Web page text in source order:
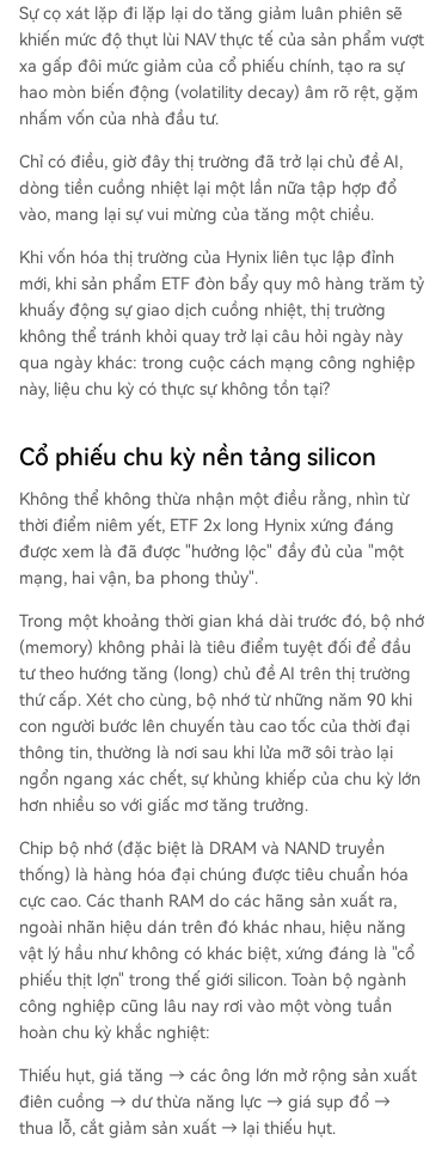
Sự cọ xát lặp đi lặp lại do tăng giảm luân phiên sẽ
khiến mức độ thụt lùi NAV thực tế của sản phẩm vượt
xa gấp đôi mức giảm của cổ phiếu chính, tạo ra sự
hao mòn biến động (volatility decay) âm rõ rệt, gặm
nhấm vốn của nhà đầu tư.
Chỉ có điều, giờ đây thị trường đã trở lại chủ đề AI,
dòng tiền cuồng nhiệt lại một lần nữa tập hợp đổ
vào, mang lại sự vui mừng của tăng một chiều.
Khi vốn hóa thị trường của Hynix liên tục lập đỉnh
mới, khi sản phẩm ETF đòn bẩy quy mô hàng trăm tỷ
khuấy động sự giao dịch cuồng nhiệt, thị trường
không thể tránh khỏi quay trở lại câu hỏi ngày này
qua ngày khác: trong cuộc cách mạng công nghiệp
này, liệu chu kỳ có thực sự không tồn tại?
Cổ phiếu chu kỳ nền tảng silicon
Không thể không thừa nhận một điều rằng, nhìn từ
thời điểm niêm yết, ETF 2x long Hynix xứng đáng
được xem là đã được "hưởng lộc" đầy đủ của "một
mạng, hai vận, ba phong thủy".
Trong một khoảng thời gian khá dài trước đó, bộ nhớ
(memory) không phải là tiêu điểm tuyệt đối để đầu
tư theo hướng tăng (long) chủ đề AI trên thị trường
thứ cấp. Xét cho cùng, bộ nhớ từ những năm 90 khi
con người bước lên chuyến tàu cao tốc của thời đại
thông tin, thường là nơi sau khi lửa mỡ sôi trào lại
ngổn ngang xác chết, sự khủng khiếp của chu kỳ lớn
hơn nhiều so với giấc mơ tăng trưởng.
Chip bộ nhớ (đặc biệt là DRAM và NAND truyền
thống) là hàng hóa đại chúng được tiêu chuẩn hóa
cực cao. Các thanh RAM do các hãng sản xuất ra,
ngoài nhãn hiệu dán trên đó khác nhau, hiệu năng
vật lý hầu như không có khác biệt, xứng đáng là "cổ
phiếu thịt lợn" trong thế giới silicon. Toàn bộ ngành
công nghiệp cũng lâu nay rơi vào một vòng tuần
hoàn chu kỳ khắc nghiệt:
Thiếu hụt, giá tăng → các ông lớn mở rộng sản xuất
điên cuồng → dư thừa năng lực → giá sụp đổ →
thua lỗ, cắt giảm sản xuất → lại thiếu hụt.